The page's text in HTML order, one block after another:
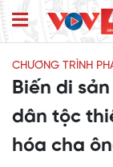
CHƯƠNG TRÌNH
Biến di
dân tộc
hóa cha